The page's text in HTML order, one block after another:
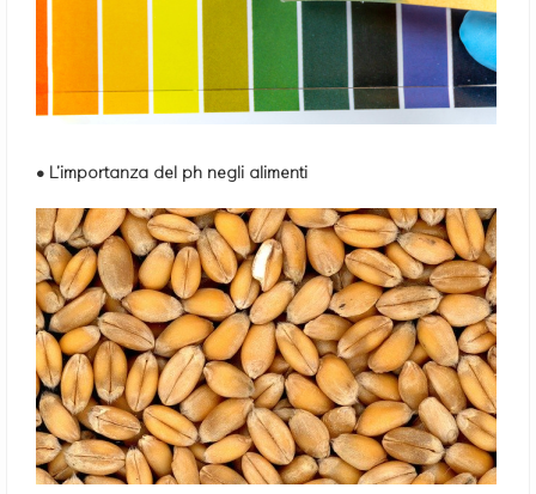
• L’importanza del ph negli alimenti